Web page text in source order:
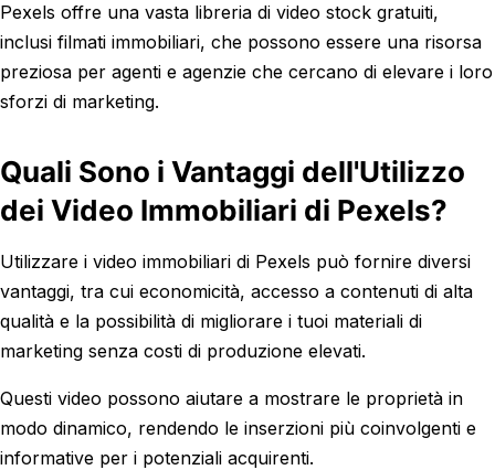
Pexels offre una vasta libreria di video stock gratuiti,
inclusi filmati immobiliari, che possono essere una risorsa
preziosa per agenti e agenzie che cercano di elevare i loro
sforzi di marketing.
Quali Sono i Vantaggi dell'Utilizzo
dei Video Immobiliari di Pexels?
Utilizzare i video immobiliari di Pexels può fornire diversi
vantaggi, tra cui economicità, accesso a contenuti di alta
qualità e la possibilità di migliorare i tuoi materiali di
marketing senza costi di produzione elevati.
Questi video possono aiutare a mostrare le proprietà in
modo dinamico, rendendo le inserzioni più coinvolgenti e
informative per i potenziali acquirenti.